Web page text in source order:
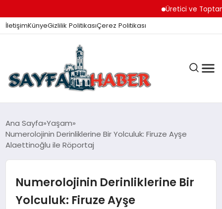
Üretici ve
İletişimKünyeGizlilik PolitikasıÇerez Politikası
ANA SAYFA
GÜNDEM
İZMIR HABERLERI
Ana Sayfa Yaşam
Numerolojinin Derinliklerine Bir Yolculuk: Firuze Ayşe
Alaettinoğlu ile Röportaj
Numerolojinin Derinliklerine Bir
Yolculuk: Firuze Ayşe